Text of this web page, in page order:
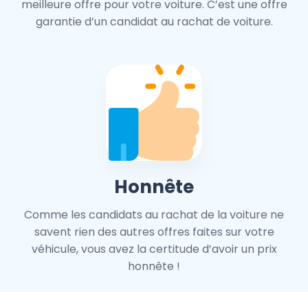
meilleure offre pour votre voiture. C’est une offre
garantie d’un candidat au rachat de voiture.
Honnête
Comme les candidats au rachat de la voiture ne
savent rien des autres offres faites sur votre
véhicule, vous avez la certitude d’avoir un prix
honnête !